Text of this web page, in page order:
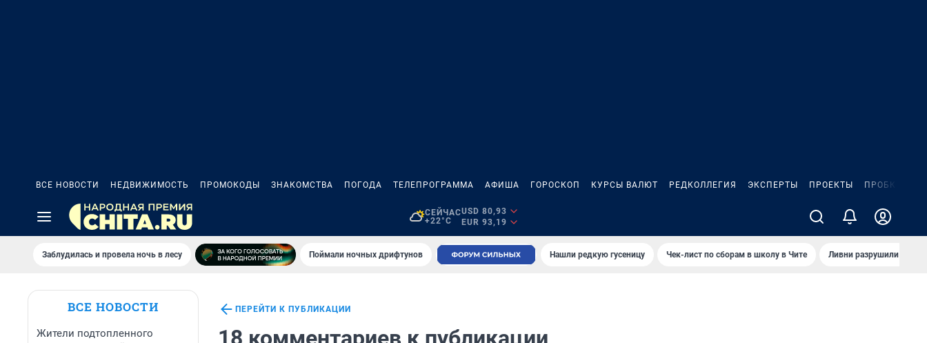
ВСЕ НОВОСТИ НЕДВИЖИМОСТЬ ПРОМОКОДЫ ЗНАКОМСТВА ПОГОДА ТЕЛЕПРОГРАММА АФИША ГОРОСКОП КУРСЫ ВАЛЮТ РЕДКОЛЛЕГИЯ ЭКСПЕРТЫ ПРОЕКТЫ ПРОБКИ
СЕЙЧАС
+22°C
USD 80,93
EUR 93,19
Заблудилась и провела ночь в лесу Поймали ночных дрифтунов Нашли редкую гусеницу Чек-лист по сборам в школу в Чите Ливни разрушили
ВСЕ НОВОСТИ
Жители подтопленного
ПЕРЕЙТИ К ПУБЛИКАЦИИ